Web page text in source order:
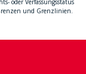
oder Verfassungsstatus
und Grenzlinien.